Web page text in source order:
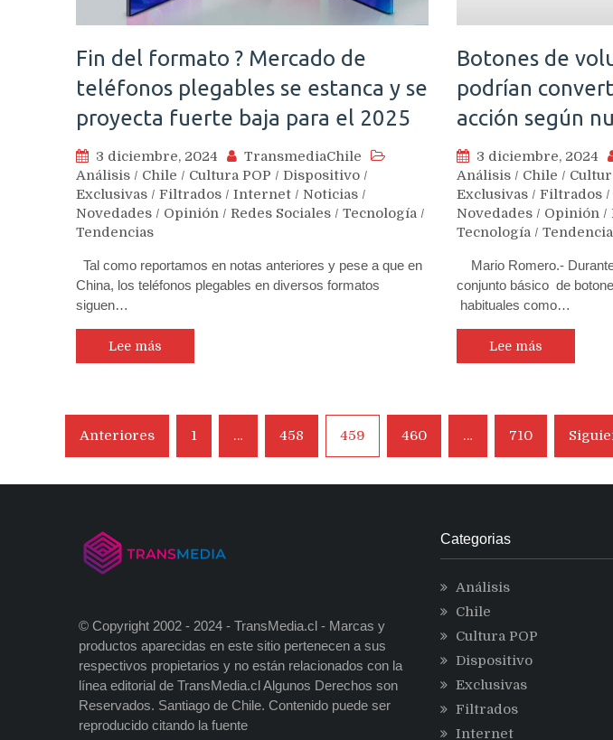
Fin del formato ? Mercado de
teléfonos plegables se estanca y se
proyecta fuerte baja para el 2025
3 diciembre, 2024
TransmediaChile
Análisis / Chile / Cultura POP / Dispositivo /
Exclusivas / Filtrados / Internet / Noticias /
Novedades / Opinión / Redes Sociales / Tecnología /
Tendencias
Tal como reportamos en notas anteriores y pese a que en
China, los teléfonos plegables en diversos formatos
siguen…
Lee más
Botones de
podrían
acción según
3 diciembre, 2024
Análisis / Chile /
Exclusivas / Filtrados /
Novedades / Opinión /
Tecnología /
Mario Romero.-
conjunto básico de
habituales como…
Lee más
Navegación
de
entradas
Anteriores 1 … 458 459 460 … 710
© Copyright 2002 - 2024 - TransMedia.cl - Marcas y
productos aparecidas en este sitio pertenecen a sus
respectivos propietarios y no están relacionados con la
línea editorial de TransMedia.cl Algunos Derechos son
Reservados. Santiago de Chile. Contenido puede ser
reproducido citando la fuente
Categorias
Análisis
Chile
Cultura POP
Dispositivo
Exclusivas
Filtrados
Internet